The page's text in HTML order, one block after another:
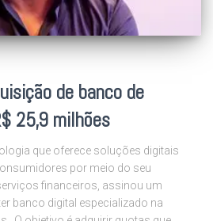
de banco de
25,9 milhões
que oferece soluções digitais
por meio do seu
financeiros, assinou um
banco digital especializado na